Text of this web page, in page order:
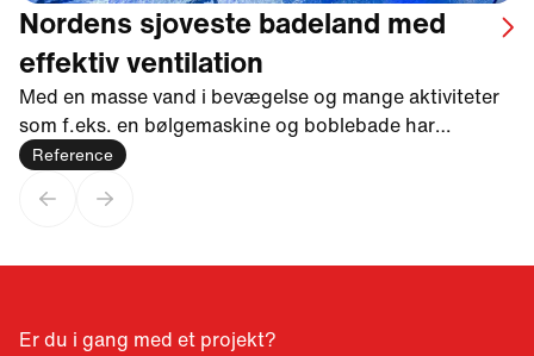
Nordens sjoveste badeland med
effektiv ventilation
Med en masse vand i bevægelse og mange aktiviteter
som f.eks. en bølgemaskine og boblebade har
badelandet Experium et stort behov for ventilation og
Reference
Previous slide
Next slide
Er du i gang med et projekt?